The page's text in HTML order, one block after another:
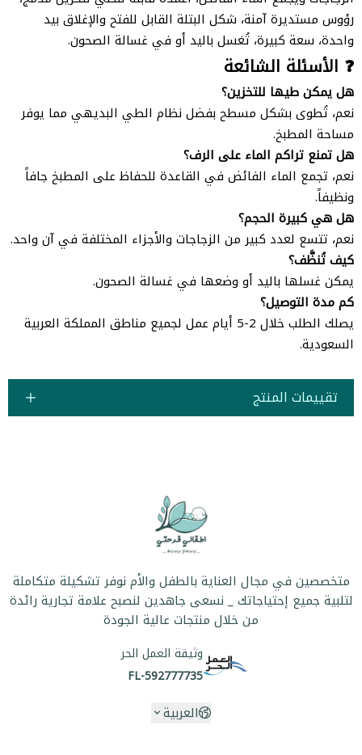
رؤوس مستديرة آمنة، شكل البتلة القابل للفتح والإغلاق بيد
واحدة، سعة كبيرة، تُغسل باليد أو في غسالة الصحون.
❓ الأسئلة الشائعة
هل يمكن طيها للتخزين؟
نعم، تُطوى بشكل مسطح بفضل نظام الطي البديهي مما يوفر
مساحة المطبخ.
هل تمنع تراكم الماء على الرف؟
نعم، تجمع الماء الفائض في القاعدة للحفاظ على المطبخ جافاً
ونظيفاً.
هل هي كبيرة الحجم؟
نعم، تتسع لعدد كبير من الزجاجات والأجزاء المختلفة في آن واحد.
كيف تُنظَّف؟
يمكن غسلها باليد أو وضعها في غسالة الصحون.
كم مدة التوصيل؟
يصلك الطلب خلال 2-5 أيام عمل لجميع مناطق المملكة العربية
السعودية.
تقييمات المنتج
متخصصين في مجال العناية بالطفل والأم نوفر تشكيلة متكاملة
لتلبية جميع إحتياجاتك _ نسعى جاهدين لنصبح علامة تجارية رائدة
من خلال منتجات عالية الجودة
وثيقة العمل الحر
FL-592777735
العربية